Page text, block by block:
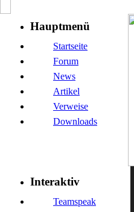
Hauptmenü
Startseite
Forum
News
Artikel
Verweise
Downloads
Interaktiv
Teamspeak